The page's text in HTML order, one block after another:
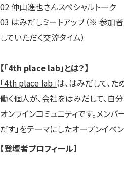
02 仲山進也さんスペシャルトーク
03 はみだしミートアップ（※ 参加
していただく交流タイム）
【「4th place lab」とは？】
「4th place lab」は、はみだして、た
働く個人が、会社をはみだして、自
オンラインコミュニティです。メン
だす」をテーマにしたオープンイベ
【登壇者プロフィール】
￣￣￣￣￣￣￣￣￣￣￣￣￣￣￣